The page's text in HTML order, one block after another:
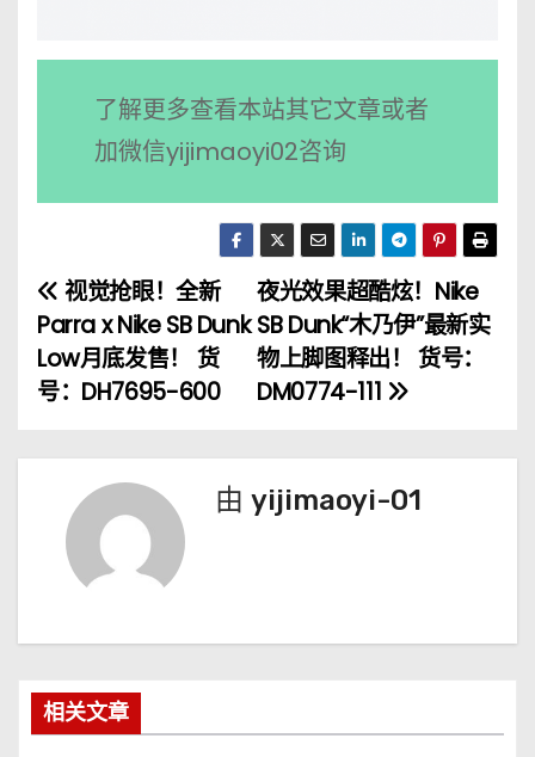
了解更多查看本站其它文章或者
加微信yijimaoyi02咨询
文
章
导
航
夜光效果超酷炫！Nike
SB Dunk“木乃伊”最新实
物上脚图释出！ 货号：
DM0774-111
视觉抢眼！全新
Parra x Nike SB Dunk
Low月底发售！ 货
号：DH7695-600
由 yijimaoyi-01
相关文章